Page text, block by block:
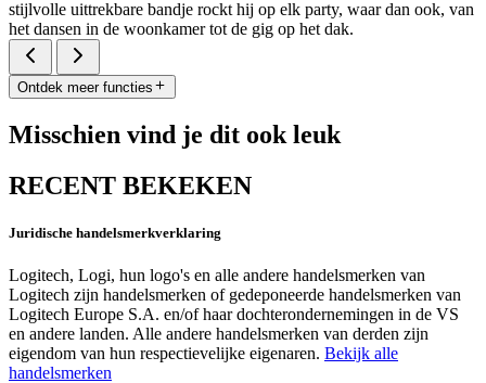
stijlvolle uittrekbare bandje rockt hij op elk party, waar dan ook, van
het dansen in de woonkamer tot de gig op het dak.
Ontdek meer functies
Misschien vind je dit ook leuk
RECENT BEKEKEN
Juridische handelsmerkverklaring
Logitech, Logi, hun logo's en alle andere handelsmerken van
Logitech zijn handelsmerken of gedeponeerde handelsmerken van
Logitech Europe S.A. en/of haar dochterondernemingen in de VS
en andere landen. Alle andere handelsmerken van derden zijn
eigendom van hun respectievelijke eigenaren. Bekijk alle
handelsmerken